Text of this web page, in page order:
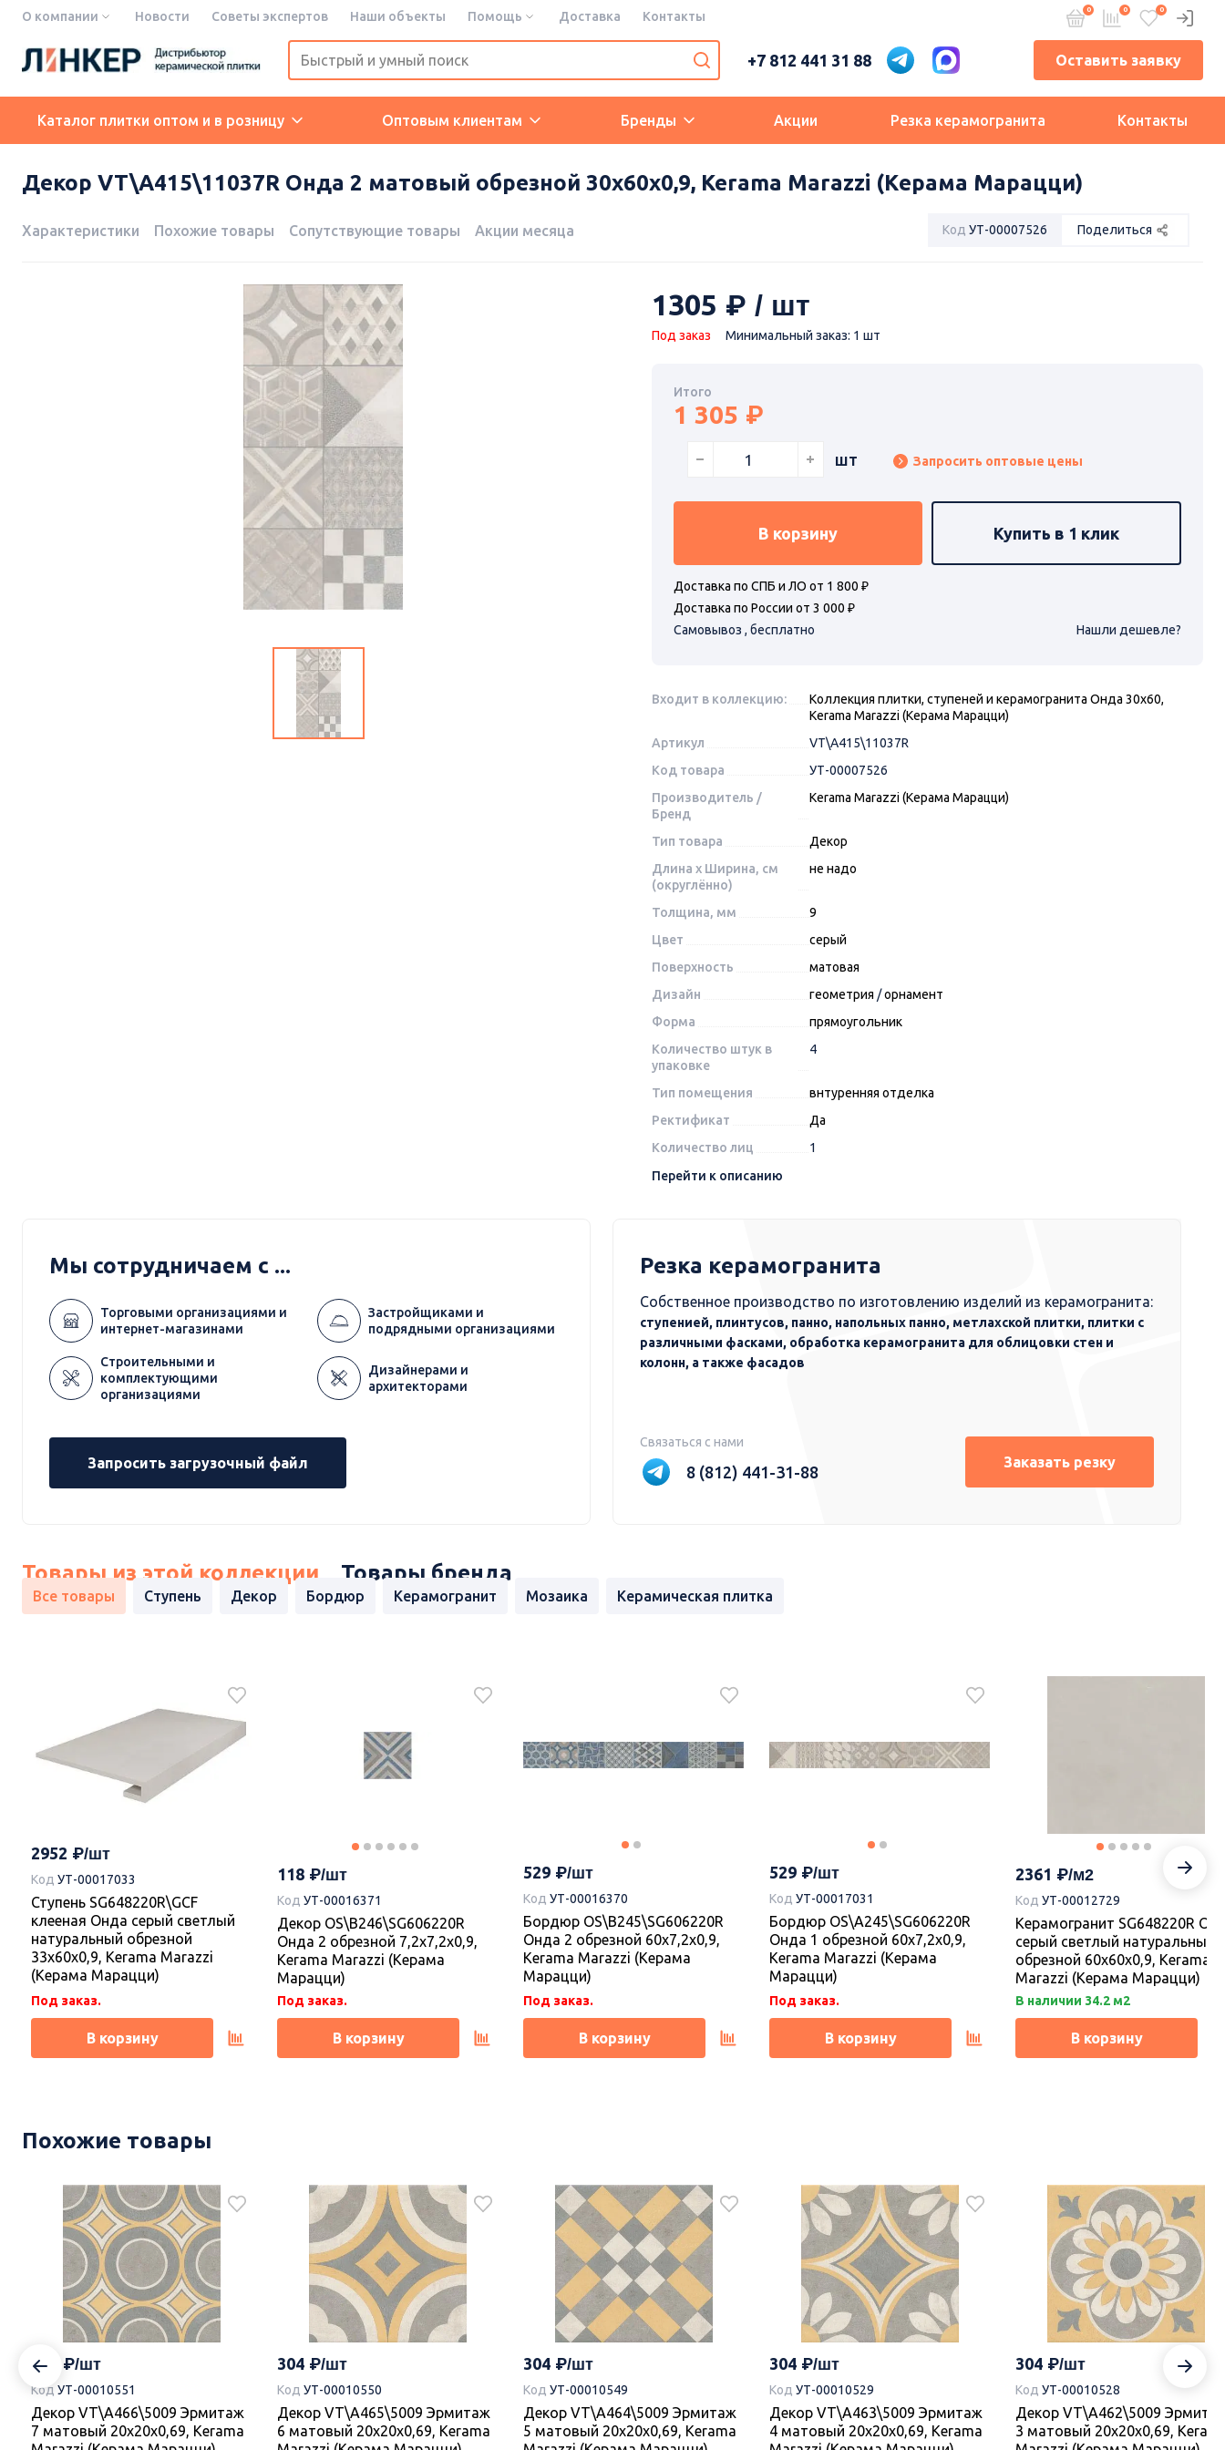
О компании Новости Советы экспертов Наши объекты Помощь Доставка Контакты
+7 812 441 31 88 Оставить заявку
Каталог плитки оптом и в розницу Оптовым клиентам Бренды Акции Резка керамогранита Контакты
Декор VT\A415\11037R Онда 2 матовый обрезной 30x60x0,9, Kerama Marazzi (Керама Марацци)
Характеристики Похожие товары Сопутствующие товары Акции месяца Код УТ-00007526 Поделиться
1305
Под заказ Минимальный заказ: 1 шт
Итого
1 305
шт Запросить оптовые цены
В корзину Купить в 1 клик
Доставка по СПБ и ЛО от 1 800 ₽
Доставка по России от 3 000 ₽
Самовывоз , бесплатно
Нашли дешевле?
Входит в коллекцию:
Коллекция плитки, ступеней и керамогранита Онда 30х60,
Kerama Marazzi (Керама Марацци)
Артикул
VT\A415\11037R
Код товара
УТ-00007526
Производитель /
Бренд
Kerama Marazzi (Керама Марацци)
Тип товара
Декор
Длина x Ширина, см
(округлённо)
не надо
Толщина, мм
9
Цвет
серый
Поверхность
матовая
Дизайн
геометрия /орнамент
Форма
прямоугольник
Количество штук в
упаковке
4
Тип помещения
внтуренняя отделка
Ректификат
Да
Количество лиц
1
Перейти к описанию
Мы сотрудничаем с ...
Торговыми организациями и
интернет-магазинами
Застройщиками и
подрядными организациями
Строительными и
комплектующими
организациями
Дизайнерами и
архитекторами
Запросить загрузочный файл
Резка керамогранита
Собственное производство по изготовлению изделий из керамогранита:
ступенией, плинтусов, панно, напольных панно, метлахской плитки, плитки с
различными фасками, обработка керамогранита для облицовки стен и
колонн, а также фасадов
Заказать резку
Связаться с нами
8 (812) 441-31-88
Товары из этой коллекции Товары бренда
Все товары Ступень Декор Бордюр Керамогранит Мозаика Керамическая плитка
2952
Код УТ-00017033
Ступень SG648220R\GCF
клееная Онда серый светлый
натуральный обрезной
33x60x0,9, Kerama Marazzi
(Керама Марацци)
Под заказ.
В корзину
118
Код УТ-00016371
Декор OS\B246\SG606220R
Онда 2 обрезной 7,2x7,2x0,9,
Kerama Marazzi (Керама
Марацци)
Под заказ.
В корзину
529
Код УТ-00016370
Бордюр OS\B245\SG606220R
Онда 2 обрезной 60x7,2x0,9,
Kerama Marazzi (Керама
Марацци)
Под заказ.
В корзину
529
Код УТ-00017031
Бордюр OS\A245\SG606220R
Онда 1 обрезной 60x7,2x0,9,
Kerama Marazzi (Керама
Марацци)
Под заказ.
В корзину
2361
Код УТ-00012729
Керамогранит SG648220R
серый светлый натуральный
обрезной 60x60x0,9, Kerama
Marazzi (Керама Марацци)
В наличии 34.2 м2
В корзину
Керамогранит DD841590R Про
Догана бежевый светлый
матовый обрезной 80x80x0,9,
Kerama Marazzi (Керама
Марацци)
Под заказ.
2726
УТ-00017374
Керамогранит DD841190R Про
Догана серый светлый
матовый обрезной 80x80x0,9,
Марацци)
Под заказ.
2170
Коллекция керамогранита Про
Догана 80х80, Kerama Marazzi
(Керама Марацци)
Под заказ.
2197
УТ-00018776
Плитка KM6012B0031R Танжер
2 белый матовый структура
обрезной 60x119,5x0,9, Kerama
Под заказ.
2210
УТ-00018775
Плитка KM6012B0021R
1 белый матовый структура
обрезной 60x119,5x1, Kerama
Marazzi (Керама Марацци)
Под заказ.
Похожие товары
304
Код УТ-00010551
Декор VT\A466\5009 Эрмитаж
7 матовый 20x20x0,69, Kerama
304
Код УТ-00010550
Декор VT\A465\5009 Эрмитаж
6 матовый 20x20x0,69, Kerama
304
Код УТ-00010549
Декор VT\A464\5009 Эрмитаж
5 матовый 20x20x0,69, Kerama
304
Код УТ-00010529
Декор VT\A463\5009 Эрмитаж
4 матовый 20x20x0,69, Kerama
304
Код УТ-00010528
Декор VT\A462\5009
3 матовый 20x20x0,69,